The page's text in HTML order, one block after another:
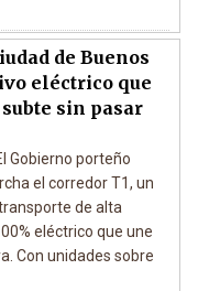
de Buenos
eléctrico que
sin pasar
Gobierno porteño
el corredor T1, un
de alta
eléctrico que une
Con unidades sobre